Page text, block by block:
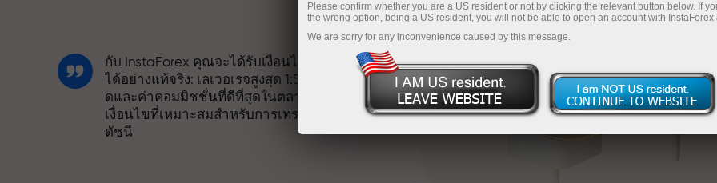
กับ InstaForex คุณจะได้รับเงื่อนไขที่แข่งขัน
ได้อย่างแท้จริง: เลเวอเรจสูงสุด 1:5000 สเปร
ดและค่าคอมมิชชั่นที่ดีที่สุดในตลาด รวมถึง
เงื่อนไขที่เหมาะสมสำหรับการเทรดหุ้นและ
ดัชนี
Please confirm whether you are a US resident or not by clicking the relevant button below. If
the wrong option, being a US resident, you will not be able to open an account with InstaForex
We are sorry for any inconvenience caused by this message.